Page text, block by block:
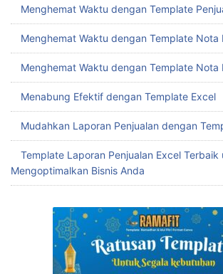
Menghemat Waktu dengan Template
Menghemat Waktu dengan Template Nota
Menghemat Waktu dengan Template Nota
Menabung Efektif dengan Template Excel
Mudahkan Laporan Penjualan dengan
Template Laporan Penjualan Excel Terbaik
Mengoptimalkan Bisnis Anda